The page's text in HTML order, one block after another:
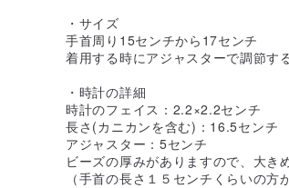
・サイズ
手首周り15センチから17センチ
着用する時にアジャスターで調節す
・時計の詳細
時計のフェイス：2.2×2.2センチ
長さ(カニカンを含む)：16.5センチ
アジャスター：5センチ
ビーズの厚みがありますので、大き
（手首の長さ１５センチくらいの方